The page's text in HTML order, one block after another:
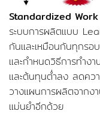
Standardized Work
ระบบการผลิตแบบ
กันและเหมือนกันทุกรอ
และกำหนดวิธีการทำ
และต้นทุนต่ำลง ลดคว
วางแผนการผลิตจากง
แม่นยำอีกด้วย